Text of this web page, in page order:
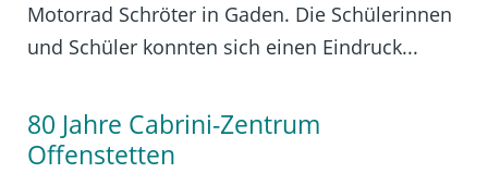
Motorrad Schröter in Gaden. Die Schülerinnen
und Schüler konnten sich einen Eindruck...
80 Jahre Cabrini-Zentrum
Offenstetten